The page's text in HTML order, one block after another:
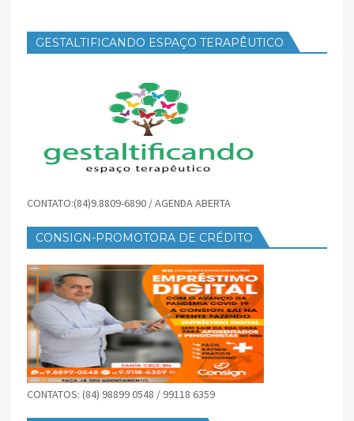
GESTALTIFICANDO ESPAÇO TERAPÊUTICO
CONTATO:(84)9.8809-6890 / AGENDA ABERTA
CONSIGN-PROMOTORA DE CRÉDITO
CONTATOS: (84) 98899 0548 / 99118 6359